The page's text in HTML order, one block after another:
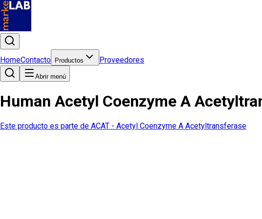
HomeContacto Productos Proveedores
Abrir menú
Human Acetyl Coenzyme A
Este producto es parte de ACAT - Acetyl Coenzyme A Acetyltransferase